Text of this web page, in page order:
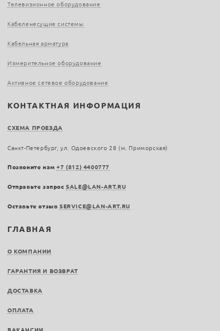
ГЛАВНАЯ
О КОМПАНИИ
ГАРАНТИЯ И ВОЗВРАТ
ДОСТАВКА
ОПЛАТА
ВАКАНСИИ
Телевизионное оборудование
Кабеленесущие системы
Кабельная арматура
Измерительное оборудование
Активное сетевое оборудование
КОНТАКТНАЯ ИНФОРМАЦИЯ
СХЕМА ПРОЕЗДА
Санкт-Петербург, ул. Одоевского 28 (м. Приморская)
Позвоните нам+7 (812) 4400777
Отправьте запросSALE@LAN-ART.RU
Оставьте отзыв SERVICE@LAN-ART.RU